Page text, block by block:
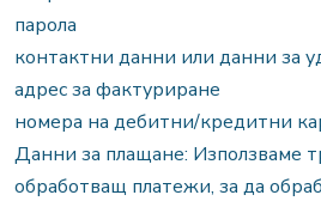
парола
контактни данни или данни за
адрес за фактуриране
номера на дебитни/кредитни
Данни за плащане: Използваме
обработващ платежи, за да